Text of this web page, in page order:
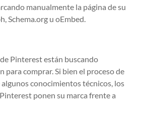
manualmente la página de su
Schema.org u oEmbed.
Pinterest están buscando
para comprar. Si bien el proceso de
conocimientos técnicos, los
ponen su marca frente a